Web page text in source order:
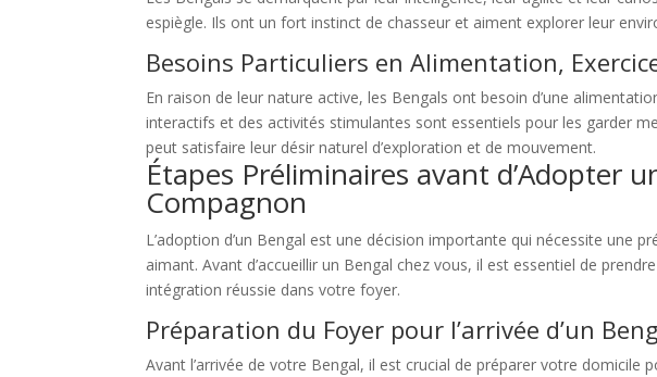
espiègle. Ils ont un fort instinct de chasseur et aiment explorer leur
Besoins Particuliers en Alimentation,
En raison de leur nature active, les Bengals ont besoin d’une
interactifs et des activités stimulantes sont essentiels pour les garder
peut satisfaire leur désir naturel d’exploration et de mouvement.
Étapes Préliminaires avant d’Adopter
Compagnon
L’adoption d’un Bengal est une décision importante qui nécessite
aimant. Avant d’accueillir un Bengal chez vous, il est essentiel de
intégration réussie dans votre foyer.
Préparation du Foyer pour l’arrivée d’un
Avant l’arrivée de votre Bengal, il est crucial de préparer votre